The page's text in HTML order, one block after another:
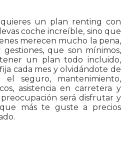
un plan renting con
coche increíble, sino que
merecen mucho la pena,
que son mínimos,
un plan todo incluido,
cada mes y olvidándote de
el seguro, mantenimiento,
asistencia en carretera y
preocupación será disfrutar y
más te guste a precios